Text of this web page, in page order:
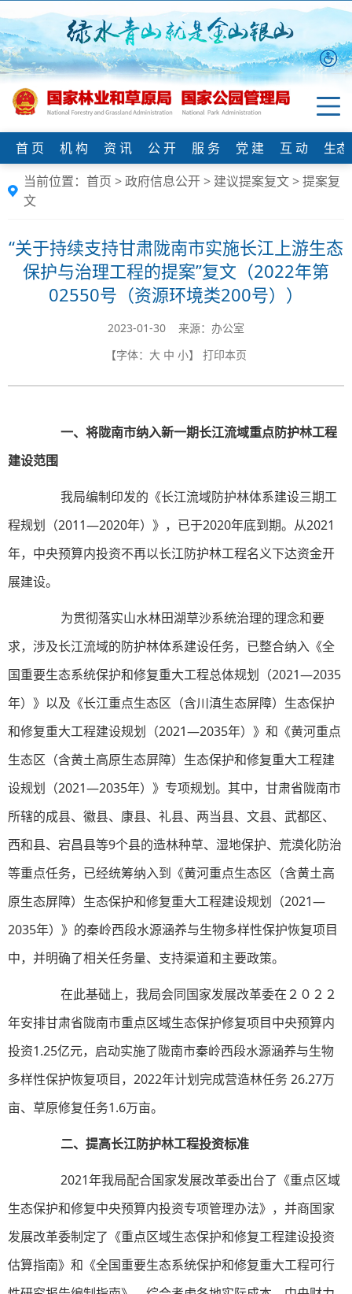
首 页 机 构 资 讯 公 开 服 务 党 建 互 动
生
当前位置： 首页 >政府信息公开>建议提案复文>提案复
文
“关于持续支持甘肃陇南市实施长江上游生态
保护与治理工程的提案”复文（2022年第
02550号（资源环境类200号））
2023-01-30 来源：办公室
【字体： 大 中 小】 打印本页
一、将陇南市纳入新一期长江流域重点防护林工程
建设范围
我局编制印发的《长江流域防护林体系建设三期工
程规划（2011—2020年）》，已于2020年底到期。从2021
年，中央预算内投资不再以长江防护林工程名义下达资金开
展建设。
为贯彻落实山水林田湖草沙系统治理的理念和要
求，涉及长江流域的防护林体系建设任务，已整合纳入《全
国重要生态系统保护和修复重大工程总体规划（2021—2035
年）》以及《长江重点生态区（含川滇生态屏障）生态保护
和修复重大工程建设规划（2021—2035年）》和《黄河重点
生态区（含黄土高原生态屏障）生态保护和修复重大工程建
设规划（2021—2035年）》专项规划。其中，甘肃省陇南市
所辖的成县、徽县、康县、礼县、两当县、文县、武都区、
西和县、宕昌县等9个县的造林种草、湿地保护、荒漠化防治
等重点任务，已经统筹纳入到《黄河重点生态区（含黄土高
原生态屏障）生态保护和修复重大工程建设规划（2021—
2035年）》的秦岭西段水源涵养与生物多样性保护恢复项目
中，并明确了相关任务量、支持渠道和主要政策。
在此基础上，我局会同国家发展改革委在２０２２
年安排甘肃省陇南市重点区域生态保护修复项目中央预算内
投资1.25亿元，启动实施了陇南市秦岭西段水源涵养与生物
多样性保护恢复项目，2022年计划完成营造林任务 26.27万
亩、草原修复任务1.6万亩。
二、提高长江防护林工程投资标准
2021年我局配合国家发展改革委出台了《重点区域
生态保护和修复中央预算内投资专项管理办法》，并商国家
发展改革委制定了《重点区域生态保护和修复工程建设投资
估算指南》和《全国重要生态系统保护和修复重大工程可行